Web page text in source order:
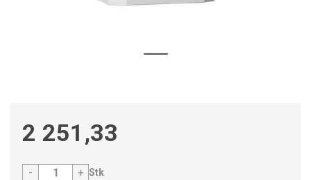
2 251,33
- + Stk